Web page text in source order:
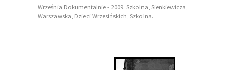
Września Dokumentalnie - 2009. Szkolna, Sienkiewicza,
Warszawska, Dzieci Wrzesińskich, Szkolna.